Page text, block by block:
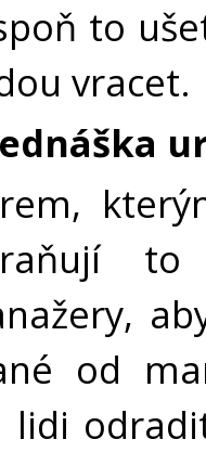
to
vracet.
to
od
lidi